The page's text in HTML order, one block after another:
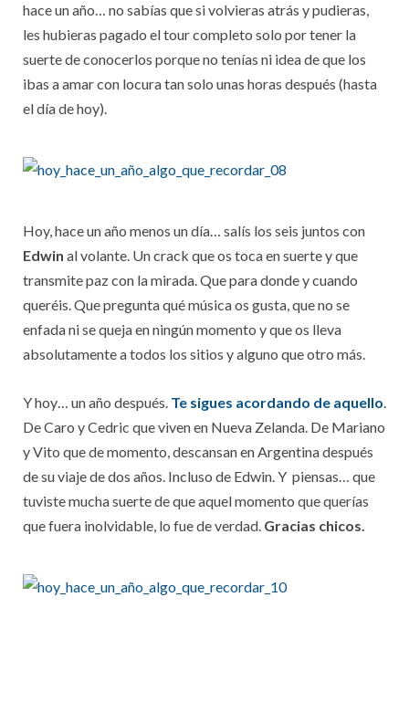
hace un año… no sabías que si volvieras atrás y pudieras,
les hubieras pagado el tour completo solo por tener la
suerte de conocerlos porque no tenías ni idea de que los
ibas a amar con locura tan solo unas horas después (hasta
el día de hoy).
Hoy, hace un año menos un día… salís los seis juntos con
Edwin al volante. Un crack que os toca en suerte y que
transmite paz con la mirada. Que para donde y cuando
queréis. Que pregunta qué música os gusta, que no se
enfada ni se queja en ningún momento y que os lleva
absolutamente a todos los sitios y alguno que otro más.
Y hoy… un año después. Te sigues acordando de aquello.
De Caro y Cedric que viven en Nueva Zelanda. De Mariano
y Vito que de momento, descansan en Argentina después
de su viaje de dos años. Incluso de Edwin. Y piensas… que
tuviste mucha suerte de que aquel momento que querías
que fuera inolvidable, lo fue de verdad. Gracias chicos.